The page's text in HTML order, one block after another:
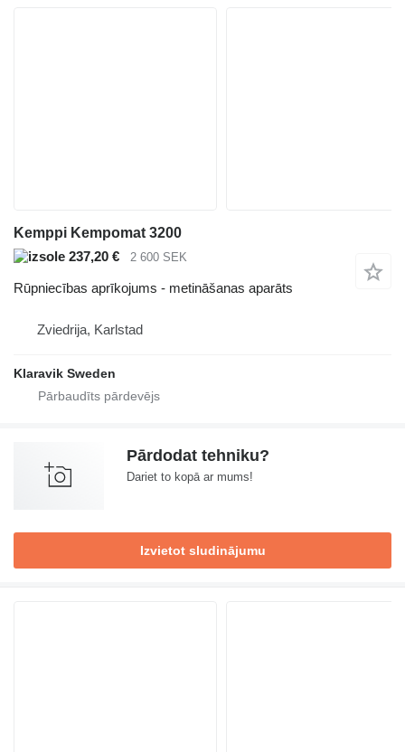
Kemppi Kempomat 3200
237,20 €
2 600 SEK
Rūpniecības aprīkojums - metināšanas aparāts
Zviedrija, Karlstad
Klaravik Sweden
Pārdodat tehniku?
Dariet to kopā ar mums!
Izvietot sludinājumu